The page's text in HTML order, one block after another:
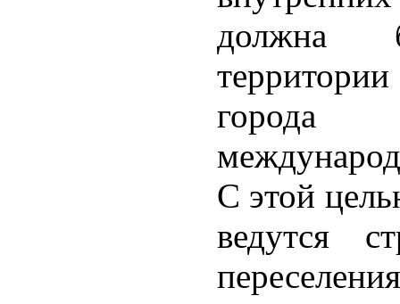
должна
города
С этой
ведутся